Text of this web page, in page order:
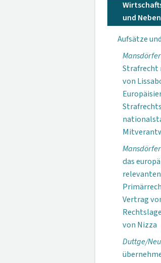
und
Aufsätze
Mansdörfer
Strafrecht
von
Mansdörfer
das
Vertrag
von Nizza
Duttge/